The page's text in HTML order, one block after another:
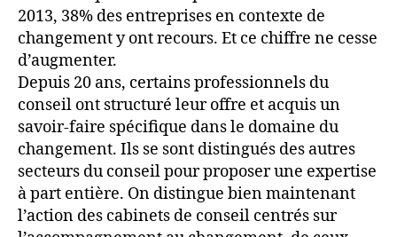
2013, 38% des entreprises en contexte de
changement y ont recours. Et ce chiffre ne cesse
d’augmenter.
Depuis 20 ans, certains professionnels du
conseil ont structuré leur offre et acquis un
savoir-faire spécifique dans le domaine du
changement. Ils se sont distingués des autres
secteurs du conseil pour proposer une expertise
à part entière. On distingue bien maintenant
l’action des cabinets de conseil centrés sur